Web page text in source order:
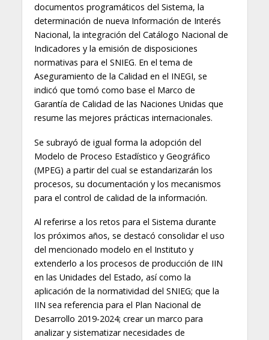
documentos programáticos del Sistema, la
determinación de nueva Información de Interés
Nacional, la integración del Catálogo Nacional de
Indicadores y la emisión de disposiciones
normativas para el SNIEG. En el tema de
Aseguramiento de la Calidad en el INEGI, se
indicó que tomó como base el Marco de
Garantía de Calidad de las Naciones Unidas que
resume las mejores prácticas internacionales.
Se subrayó de igual forma la adopción del
Modelo de Proceso Estadístico y Geográfico
(MPEG) a partir del cual se estandarizarán los
procesos, su documentación y los mecanismos
para el control de calidad de la información.
Al referirse a los retos para el Sistema durante
los próximos años, se destacó consolidar el uso
del mencionado modelo en el Instituto y
extenderlo a los procesos de producción de IIN
en las Unidades del Estado, así como la
aplicación de la normatividad del SNIEG; que la
IIN sea referencia para el Plan Nacional de
Desarrollo 2019-2024; crear un marco para
analizar y sistematizar necesidades de